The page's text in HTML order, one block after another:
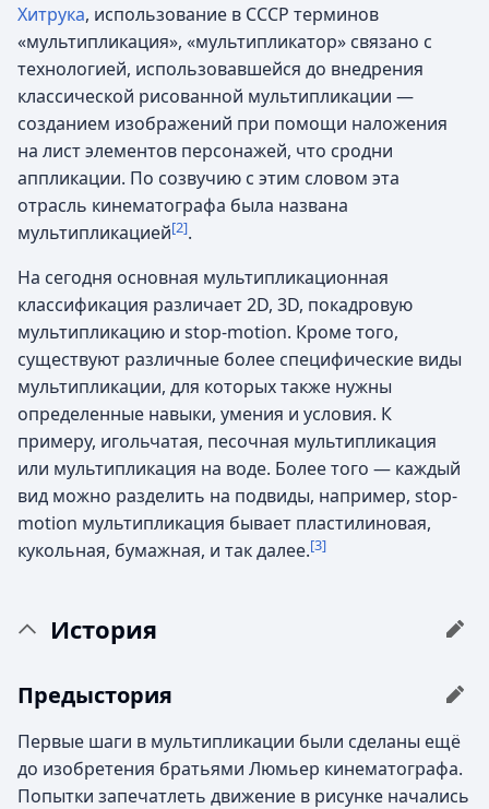
Хитрука, использование в СССР терминов
«мультипликация», «мультипликатор» связано с
технологией, использовавшейся до внедрения
классической рисованной мультипликации —
созданием изображений при помощи наложения
на лист элементов персонажей, что сродни
аппликации. По созвучию с этим словом эта
отрасль кинематографа была названа
мультипликацией[2].
На сегодня основная мультипликационная
классификация различает 2D, 3D, покадровую
мультипликацию и stop­-motion. Кроме того,
существуют различные более специфические виды
мультипликации, для которых также нужны
определенные навыки, умения и условия. К
примеру, игольчатая, песоч­ная мультипликация
или мультипликация на воде. Более того — каждый
вид можно разделить на подвиды, например, stop­
motion мультипликация бывает пластилиновая,
кукольная, бумажная, и так далее.[3]
История
Предыстория
Первые шаги в мультипликации были сделаны ещё
до изобретения братьями Люмьер кинематографа.
Попытки запечатлеть движение в рисунке начались